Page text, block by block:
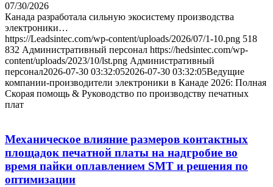
07/30/2026
Канада разработала сильную экосистему производства
электроники…
https://Leadsintec.com/wp-content/uploads/2026/07/1-10.png 518
832 Административный персонал https://hedsintec.com/wp-
content/uploads/2023/10/lst.png Административный
персонал2026-07-30 03:32:052026-07-30 03:32:05Ведущие
компании-производители электроники в Канаде 2026: Полная
Скорая помощь & Руководство по производству печатных
плат
Механическое влияние размеров контактных
площадок печатной платы на надгробие во
время пайки оплавлением SMT и решения по
оптимизации